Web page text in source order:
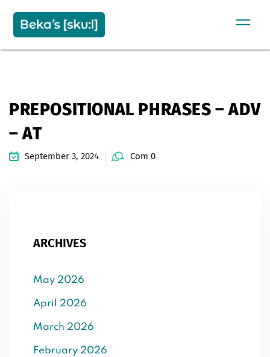
PREPOSITIONAL PHRASES – ADV
– AT
September 3, 2024 Com 0
ARCHIVES
May 2026
April 2026
March 2026
February 2026
Sign in
Already have an account?